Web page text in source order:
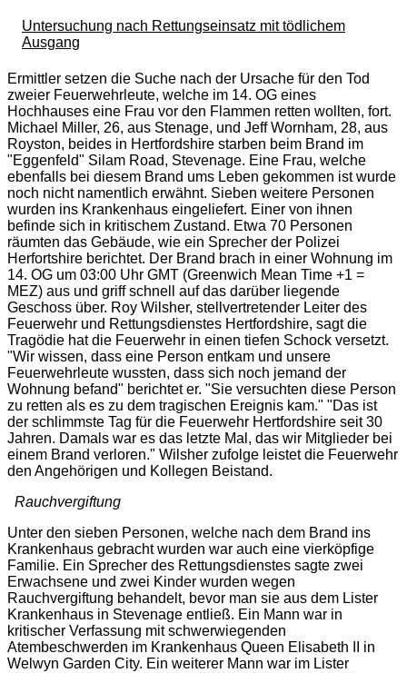
Untersuchung nach Rettungseinsatz mit tödlichem
Ausgang
Ermittler setzen die Suche nach der Ursache für den Tod
zweier Feuerwehrleute, welche im 14. OG eines
Hochhauses eine Frau vor den Flammen retten wollten, fort.
Michael Miller, 26, aus Stenage, und Jeff Wornham, 28, aus
Royston, beides in Hertfordshire starben beim Brand im
"Eggenfeld" Silam Road, Stevenage. Eine Frau, welche
ebenfalls bei diesem Brand ums Leben gekommen ist wurde
noch nicht namentlich erwähnt. Sieben weitere Personen
wurden ins Krankenhaus eingeliefert. Einer von ihnen
befinde sich in kritischem Zustand. Etwa 70 Personen
räumten das Gebäude, wie ein Sprecher der Polizei
Herfortshire berichtet. Der Brand brach in einer Wohnung im
14. OG um 03:00 Uhr GMT (Greenwich Mean Time +1 =
MEZ) aus und griff schnell auf das darüber liegende
Geschoss über. Roy Wilsher, stellvertretender Leiter des
Feuerwehr und Rettungsdienstes Hertfordshire, sagt die
Tragödie hat die Feuerwehr in einen tiefen Schock versetzt.
"Wir wissen, dass eine Person entkam und unsere
Feuerwehrleute wussten, dass sich noch jemand der
Wohnung befand" berichtet er. "Sie versuchten diese Person
zu retten als es zu dem tragischen Ereignis kam." "Das ist
der schlimmste Tag für die Feuerwehr Hertfordshire seit 30
Jahren. Damals war es das letzte Mal, das wir Mitglieder bei
einem Brand verloren." Wilsher zufolge leistet die Feuerwehr
den Angehörigen und Kollegen Beistand.
Rauchvergiftung
Unter den sieben Personen, welche nach dem Brand ins
Krankenhaus gebracht wurden war auch eine vierköpfige
Familie. Ein Sprecher des Rettungsdienstes sagte zwei
Erwachsene und zwei Kinder wurden wegen
Rauchvergiftung behandelt, bevor man sie aus dem Lister
Krankenhaus in Stevenage entließ. Ein Mann war in
kritischer Verfassung mit schwerwiegenden
Atembeschwerden im Krankenhaus Queen Elisabeth II in
Welwyn Garden City. Ein weiterer Mann war im Lister